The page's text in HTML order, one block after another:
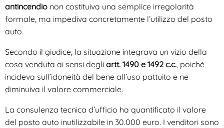
antincendio non costituiva una semplice irregolarità
formale, ma impediva concretamente l’utilizzo del posto
auto.
Secondo il giudice, la situazione integrava un vizio della
cosa venduta ai sensi degli artt. 1490 e 1492 c.c., poiché
incideva sull’idoneità del bene all’uso pattuito e ne
diminuiva il valore commerciale.
La consulenza tecnica d’ufficio ha quantificato il valore
del posto auto inutilizzabile in 30.000 euro. I venditori sono